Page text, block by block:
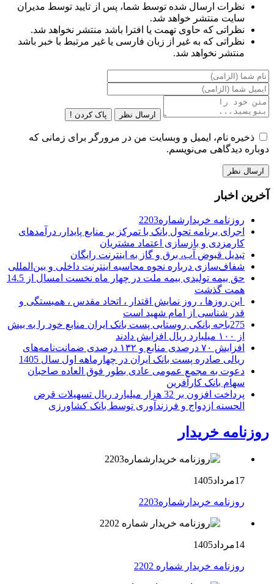
نظرات ارسال شده توسط شما، پس از تایید توسط مدیران
سایت منتشر خواهد شد.
نظراتی که حاوی تهمت یا افترا باشد منتشر نخواهد شد.
نظراتی که به غیر از زبان فارسی یا غیر مرتبط با خبر باشد
منتشر نخواهد شد.
ارسال نظر پاک کردن !
ذخیره نام، ایمیل و وبسایت من در مرورگر برای زمانی که
دوباره دیدگاهی می‌نویسم.
آخرین اخبار
روزنامه خریدارشماره2203
اجرای برنامه تحول بانک با تمرکز بر منابع پایدار، درآمدهای
کارمزدی و بازسازی اعتماد مشتریان
تبدیل قبوض آب، برق و گاز به اینترنت رایگان
شفاف‌سازی درباره نحوه محاسبه اینترنت داخلی و بین‌المللی
حق بیمه تولیدی بیمه ملت در چهار ماه نخست امسال از 14.5
همت گذشت
این روزها ، روز نمایش اقتدار ، اتحاد مقدس ، همبستگی و
قدر شناسی از امام شهید است
275باجه بانکی روستایی پست بانک ایران منابع خود را به بیش
از ۱۰۰ میلیارد ریال افزایش دادند
افزایش ۷۰ درصدی منابع و ۱۳۲ درصدی ضمانت‌نامه‌های
ریالی صادره پست بانک ایران در چهارماهه اول سال 1405
دعوت به مجمع عمومی عادی بطور فوق العاده صاحبان
سهام بانک کارآفرین
پرداخت افزون بر 32 هزار میلیارد ریال تسهیلات قرض
الحسنه ازدواج و فرزندآوری توسط بانک کشاورزی
روزنامه خریدار
17مرداد1405
روزنامه خریدارشماره2203
14مرداد1405
روزنامه خریدار شماره 2202